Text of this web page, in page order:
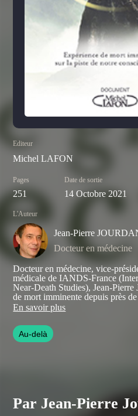
Editeur
Michel LAFON
Pages
251
Date de sortie
14 Octobre 2021
L'Auteur
Jean-Pierre
Docteur en médecine
Docteur en médecine, vice-
médicale de IANDS-France
Near-Death Studies), Jean-Pierre
de mort imminente depuis près
publications font autorité en la
regroupant une étude
désormais une référence et
sur le sujet.
En savoir plus
Au-delà
Par Jean-Pierre